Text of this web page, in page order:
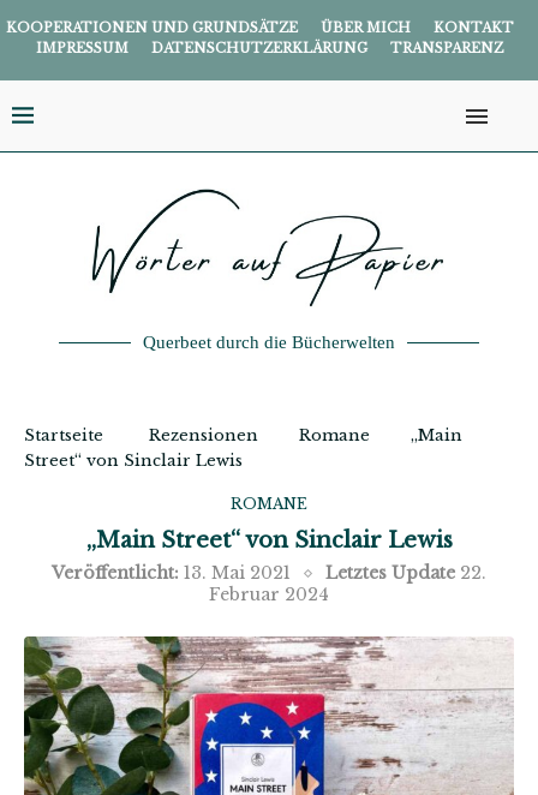
KOOPERATIONEN UND GRUNDSÄTZE ÜBER MICH
KONTAKT
IMPRESSUM
DATENSCHUTZERKLÄRUNG TRANSPARENZ
Querbeet durch die Bücherwelten
Startseite Rezensionen Romane
„Main
Street“ von Sinclair Lewis
ROMANE
„Main Street“ von Sinclair Lewis
Veröffentlicht: 13. Mai 2021 Letztes Update 22.
Februar 2024